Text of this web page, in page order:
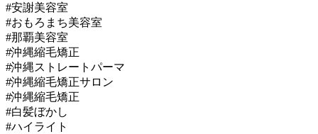
#安謝美容室
#おもろまち美容室
#那覇美容室
#沖縄縮毛矯正
#沖縄ストレートパーマ
#沖縄縮毛矯正サロン
#沖縄縮毛矯正
#白髪ぼかし
#ハイライト